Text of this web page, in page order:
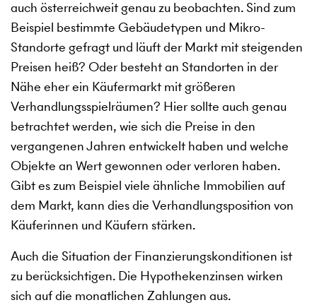
auch österreichweit genau zu beobachten. Sind zum
Beispiel bestimmte Gebäudetypen und Mikro-
Standorte gefragt und läuft der Markt mit steigenden
Preisen heiß? Oder besteht an Standorten in der
Nähe eher ein Käufermarkt mit größeren
Verhandlungsspielräumen? Hier sollte auch genau
betrachtet werden, wie sich die Preise in den
vergangenen Jahren entwickelt haben und welche
Objekte an Wert gewonnen oder verloren haben.
Gibt es zum Beispiel viele ähnliche Immobilien auf
dem Markt, kann dies die Verhandlungsposition von
Käuferinnen und Käufern stärken.
Auch die Situation der Finanzierungskonditionen ist
zu berücksichtigen. Die Hypothekenzinsen wirken
sich auf die monatlichen Zahlungen aus.